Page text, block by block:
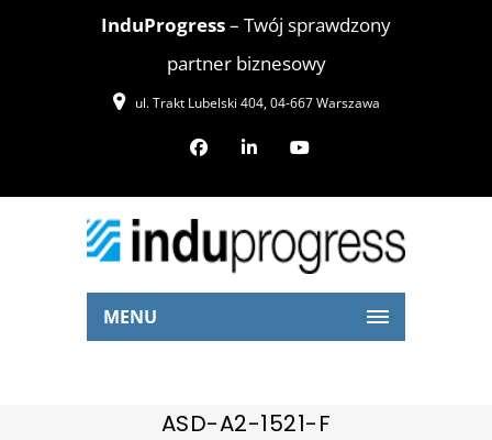
InduProgress– Twój sprawdzony
partner biznesowy
ul. Trakt Lubelski 404, 04-667 Warszawa
MENU
ASD-A2-1521-F